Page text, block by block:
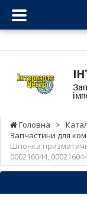
Головна >
Запчастини для
Шпонка
000216044,